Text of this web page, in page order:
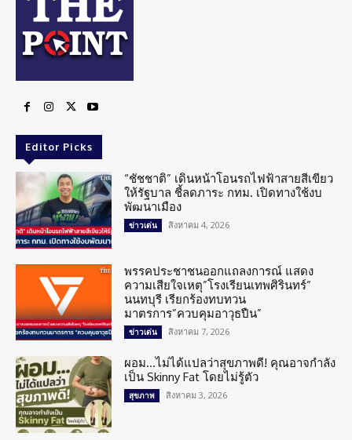
Editor Picks
“ชัชชาติ” เดินหน้าโอนรถไฟฟ้าสายสีเขียว
ให้รัฐบาล ชี้ลดภาระ กทม. เปิดทางใช้งบ
พัฒนาเมือง
ข่าวเด่น สิงหาคม 4, 2026
พรรคประชาชนออกแถลงการณ์ แสดง
ความเสียใจเหตุ”โรงเรียนเทพศิรินทร์”
นนทบุรี เรียกร้องทบทวน
มาตรการ”ควบคุมอาวุธปืน”
ข่าวเด่น สิงหาคม 7, 2026
ผอม…ไม่ได้แปลว่าสุขภาพดี! คุณอาจกำลัง
เป็น Skinny Fat โดยไม่รู้ตัว
สุขภาพ สิงหาคม 3, 2026